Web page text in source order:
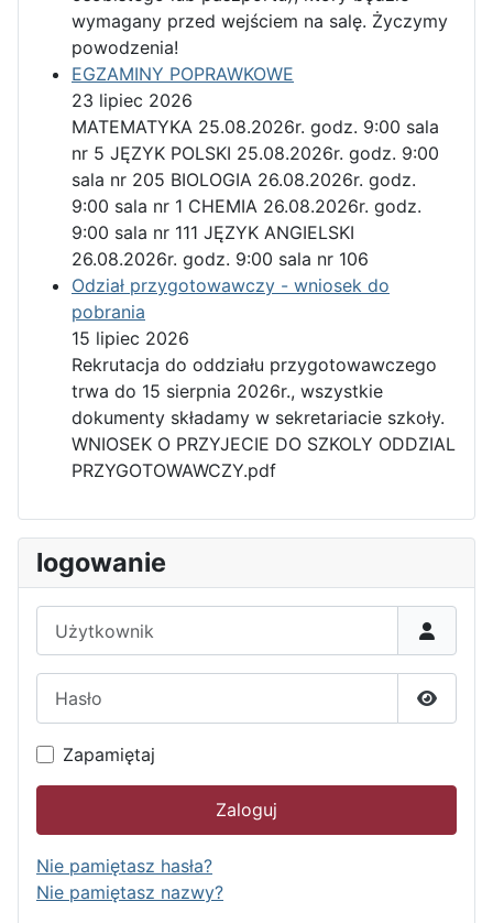
wymagany przed wejściem na salę. Życzymy
powodzenia!
EGZAMINY POPRAWKOWE
23 lipiec 2026
MATEMATYKA 25.08.2026r. godz. 9:00 sala
nr 5 JĘZYK POLSKI 25.08.2026r. godz. 9:00
sala nr 205 BIOLOGIA 26.08.2026r. godz.
9:00 sala nr 1 CHEMIA 26.08.2026r. godz.
9:00 sala nr 111 JĘZYK ANGIELSKI
26.08.2026r. godz. 9:00 sala nr 106
Odział przygotowawczy - wniosek do
pobrania
15 lipiec 2026
Rekrutacja do oddziału przygotowawczego
trwa do 15 sierpnia 2026r., wszystkie
dokumenty składamy w sekretariacie szkoły.
WNIOSEK O PRZYJECIE DO SZKOLY ODDZIAL
PRZYGOTOWAWCZY.pdf
logowanie
Pokaż
Zapamiętaj
Zaloguj
Nie pamiętasz hasła?
Nie pamiętasz nazwy?